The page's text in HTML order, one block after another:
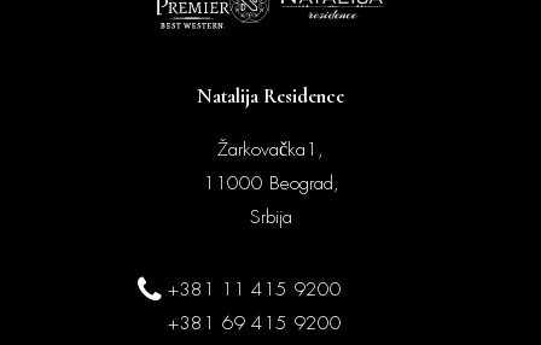
Natalija Residence
Žarkovačka1,
11000 Beograd,
Srbija
+381 11 415 9200
+381 69 415 9200